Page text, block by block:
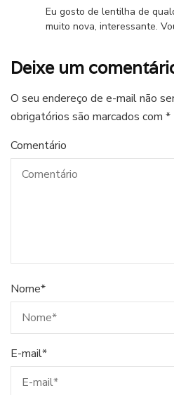
Eu gosto de lentilha de
muito nova, interessante.
Deixe um
O seu endereço de e-mail não
obrigatórios são marcados com *
Comentário
Nome*
E-mail*